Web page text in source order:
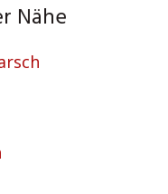
Nähe